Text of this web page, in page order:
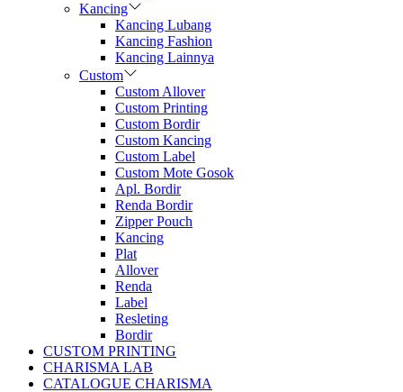
Kancing
Kancing Lubang
Kancing Fashion
Kancing Lainnya
Custom
Custom Allover
Custom Printing
Custom Bordir
Custom Kancing
Custom Label
Custom Mote Gosok
Apl. Bordir
Renda Bordir
Zipper Pouch
Kancing
Plat
Allover
Renda
Label
Resleting
Bordir
CUSTOM PRINTING
CHARISMA LAB
CATALOGUE CHARISMA